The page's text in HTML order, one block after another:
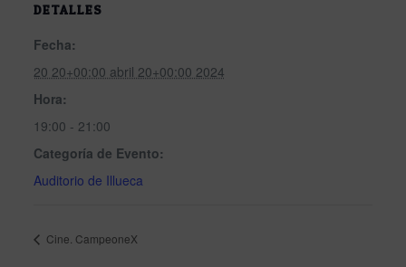
DETALLES
Fecha:
20 20+00:00 abril 20+00:00 2024
Hora:
19:00 - 21:00
Categoría de Evento:
Auditorio de Illueca
Cine. CampeoneX